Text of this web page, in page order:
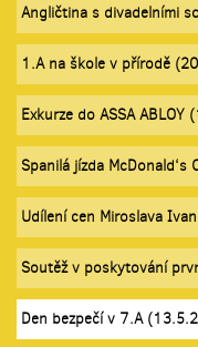
Angličtina s divadelními
1.A na škole v přírodě
Exkurze do ASSA
Spanilá jízda
Udílení cen Miroslava
Soutěž v poskytování
Den bezpečí v 7.A